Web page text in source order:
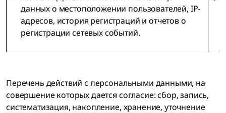
данных о местоположении пользователей, IP-
адресов, история регистраций и отчетов о
регистрации сетевых событий.
Перечень действий с персональными данными, на
совершение которых дается согласие: сбор, запись,
систематизация, накопление, хранение, уточнение